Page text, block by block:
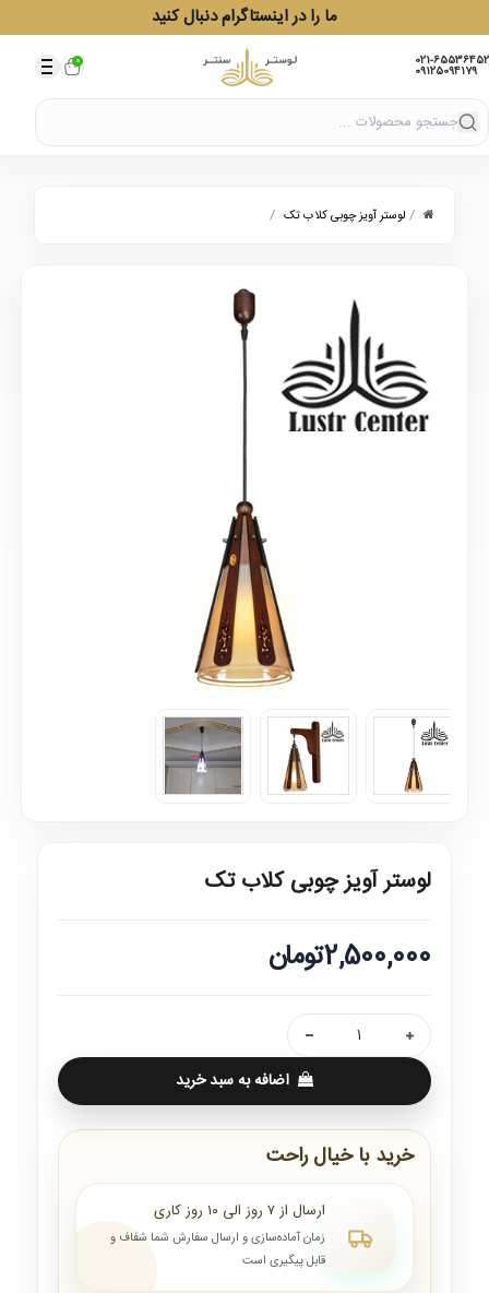
ما را در اینستاگرام دنبال کنید
021-65536452
09125094179
0
/ لوستر آویز چوبی کلاب تک /
لوستر آویز چوبی کلاب تک
2,500,000تومان
اضافه به سبد خرید
خرید با خیال راحت
ارسال از ۷ روز الی ۱۰ روز کاری
زمان آماده‌سازی و ارسال سفارش شما شفاف و
قابل پیگیری است